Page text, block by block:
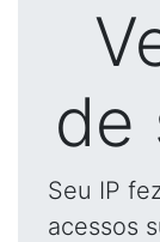
de
Seu IP
acessos